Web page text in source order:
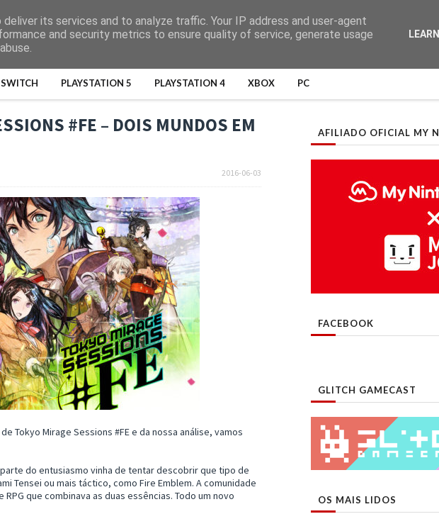
PLAYSTATION 5 PLAYSTATION 4 XBOX PC
#FE – DOIS MUNDOS EM
2016-06-03
Tokyo Mirage Sessions #FE e da nossa análise, vamos
do entusiasmo vinha de tentar descobrir que tipo de
Tensei ou mais táctico, como Fire Emblem. A comunidade
que combinava as duas essências. Todo um novo
AFILIADO OFICIAL MY
FACEBOOK
GLITCH GAMECAST
OS MAIS LIDOS
its services and to analyze traffic. Your IP address and user-agent
and security metrics to ensure quality of service, generate usage